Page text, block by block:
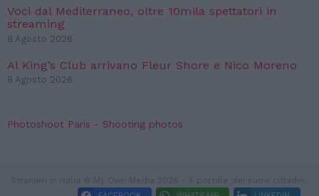
Voci dal Mediterraneo, oltre 10mila spettatori in
streaming
8 Agosto 2026
Al King’s Club arrivano Fleur Shore e Nico Moreno
8 Agosto 2026
Photoshoot Paris - Shooting photos